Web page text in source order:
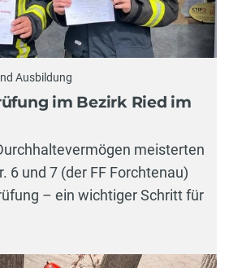
Ausbildung
im Bezirk Ried im
meisterten
6 und 7 (der FF Forchtenau)
– ein wichtiger Schritt für